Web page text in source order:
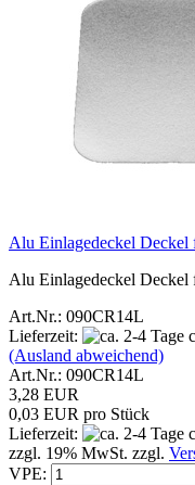
Alu Einlagedeckel
Alu Einlagedeckel
Art.Nr.: 090CR14L
Lieferzeit:
(Ausland abweichend)
Art.Nr.: 090CR14L
3,28 EUR
0,03 EUR pro Stück
Lieferzeit:
zzgl. 19% MwSt. zzgl.
VPE: